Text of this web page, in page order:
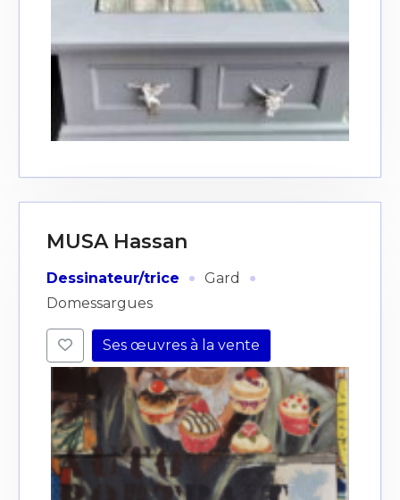
MUSA Hassan
Dessinateur/trice · Gard ·
Domessargues
Ses œuvres à la vente